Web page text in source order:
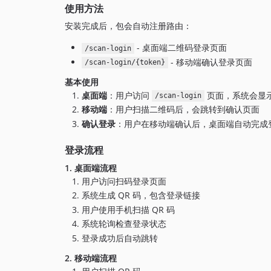
使用方法
安装完成后，包会自动注册路由：
/scan-login - 桌面端二维码登录页面
/scan-login/{token}
- 移动端确认登录页面
基本使用
桌面端 ：用户访问 /scan-login
页面，系统会显
移动端 ：用户扫描二维码后，会跳转到确认页面
确认登录 ：用户在移动端确认后，桌面端自动完成
登录流程
1. 桌面端流程
用户访问扫码登录页面
系统生成 QR 码，包含登录链接
用户使用手机扫描 QR 码
系统轮询检查登录状态
登录成功后自动跳转
2. 移动端流程